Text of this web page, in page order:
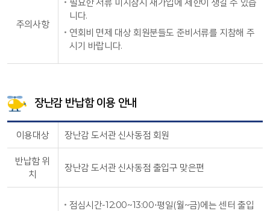
주의사항
니다.
연회비 면제 대상 회원분들도 준비서류를 지참해 주
시기 바랍니다.
장난감 반납함 이용 안내
이용대상 장난감 도서관 신사동점 회원
반납함 위
치
장난감 도서관 신사동점 출입구 맞은편
점심시간-12:00~13:00⋅평일(월~금)에는 센터 출입